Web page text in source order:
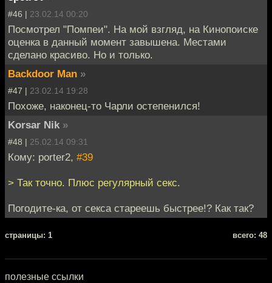
#46 | 23.02.14 00:20
Посмотрел "Помпеи". На мой взгляд, на Кинопоиске
оценка в данный момент завышена. Местами
сделано красиво. Но и только.
Backdoor Man »
#47 | 23.02.14 19:28
Похоже, наконец-то Чарли остепенился!
Korsar Nik »
#48 | 25.02.14 09:31
Кому: porter2, #39
> Так точно. Плюс регулярный секс.
Погодите-ка, от секса стареешь быстрее!? Как так?
cтраницы: 1 всего: 48
полезные ссылки